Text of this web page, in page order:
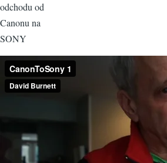
odchodu od
Canonu na
SONY